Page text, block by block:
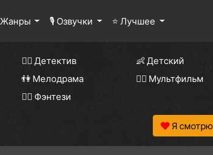
Жанры 🎙 Озвучки ⭐ Лучшее
🕵️‍♂️ Детектив 👶 Детский
👫 Мелодрама 🧚‍♀️ Мультфильм
🧝‍♂️ Фэнтези
Я смотрю